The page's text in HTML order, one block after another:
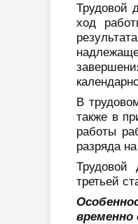
Трудовой
ход
В
также в
работы
разряда
Трудовой
третьей